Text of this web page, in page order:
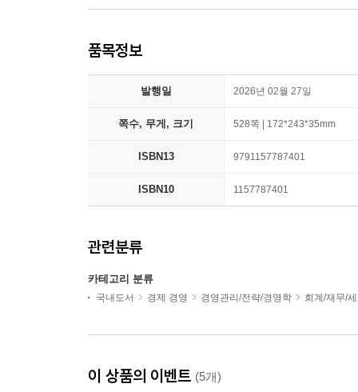
품목정보
발행일 2026년 02월 27일
쪽수, 무게, 크기 528쪽 | 172*243*35mm
ISBN13 9791157787401
ISBN10 1157787401
관련분류
카테고리 분류
국내도서 경제 경영 경영관리/전략/경영학 회계/재무/
이 상품의 이벤트 (5개)